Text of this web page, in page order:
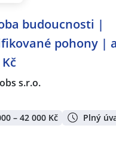
budoucnosti |
pohony |
s.r.o.
– 42 000 Kč Plný